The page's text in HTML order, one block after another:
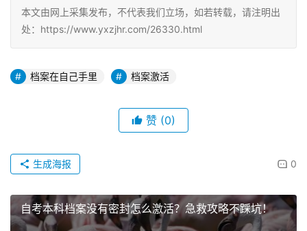
本文由网上采集发布，不代表我们立场，如若转载，请注明出
处：https://www.yxzjhr.com/26330.html
档案在自己手里 档案激活
赞 (0)
0
生成海报
自考本科档案没有密封怎么激活？急救攻略不踩坑！